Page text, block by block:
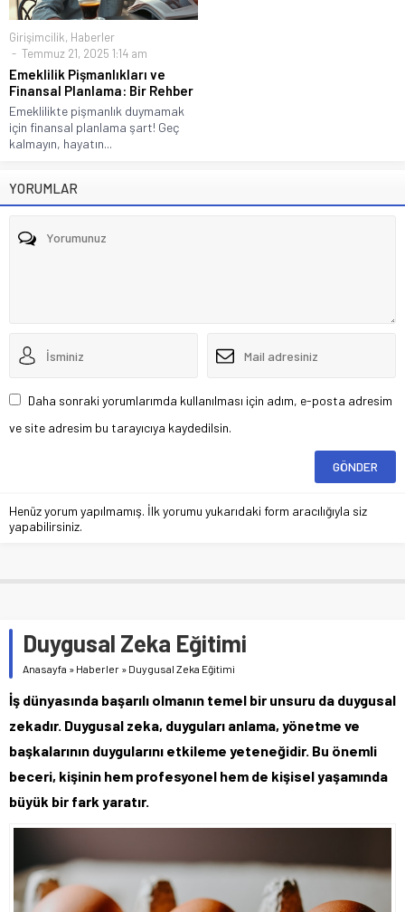
Girişimcilik, Haberler
Temmuz 21, 2025 1:14 am
Emeklilik Pişmanlıkları ve
Finansal Planlama: Bir Rehber
Emeklilikte pişmanlık duymamak
için finansal planlama şart! Geç
kalmayın, hayatın...
YORUMLAR
Daha sonraki yorumlarımda kullanılması için adım, e-posta adresim
ve site adresim bu tarayıcıya kaydedilsin.
Henüz yorum yapılmamış. İlk yorumu yukarıdaki form aracılığıyla siz
yapabilirsiniz.
Duygusal Zeka Eğitimi
Anasayfa » Haberler » Duygusal Zeka Eğitimi
İş dünyasında başarılı olmanın temel bir unsuru da duygusal
zekadır. Duygusal zeka, duyguları anlama, yönetme ve
başkalarının duygularını etkileme yeteneğidir. Bu önemli
beceri, kişinin hem profesyonel hem de kişisel yaşamında
büyük bir fark yaratır.